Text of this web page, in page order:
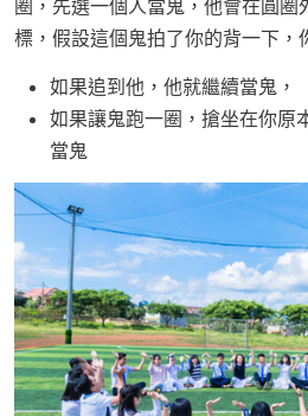
圈，先選一個人當鬼，他會在圓圈
標，假設這個鬼拍了你的背一下，
如果追到他，他就繼續當鬼，
如果讓鬼跑一圈，搶坐在你原
當鬼